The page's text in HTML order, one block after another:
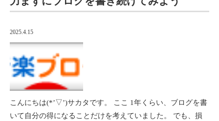
2025.4.15
こんにちは(*’▽’)サカタです。 ここ 1年くらい、ブログを書
いて自分の得になることだけを考えていました。 でも、損